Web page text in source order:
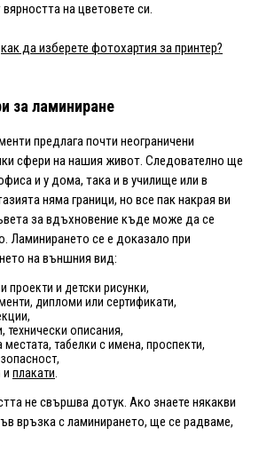
на цветовете си.
как да изберете фотохартия за принтер?
за ламиниране
предлага почти неограничени
сфери на нашия живот. Следователно ще
и у дома, така и в училище или в
няма граници, но все пак накрая ви
за вдъхновение къде може да се
Ламинирането се е доказало при
на външния вид:
проекти и детски рисунки,
дипломи или сертификати,
технически описания,
табелки с имена, проспекти,
и плакати.
не свършва дотук. Ако знаете някакви
връзка с ламинирането, ще се радваме,